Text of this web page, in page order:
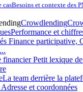
casBesoins et contexte des
Crowdlending
Performance et
Finance participative,
financierPetit lexique
La team derrière la
Adresse et coordonnées